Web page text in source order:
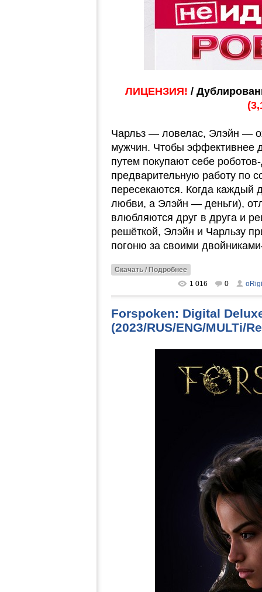
ЛИЦЕНЗИЯ! /
Чарльз — ловелас, Элэйн —
мужчин. Чтобы эффективнее
путем покупают себе
предварительную работу по
пересекаются. Когда каждый
любви, а Элэйн — деньги),
влюбляются друг в друга и
решёткой, Элэйн и Чарльзу
погоню за своими
Скачать / Подробнее
1 016
0 oRigi
Forspoken: Digital
(2023/RUS/ENG/MULTi/